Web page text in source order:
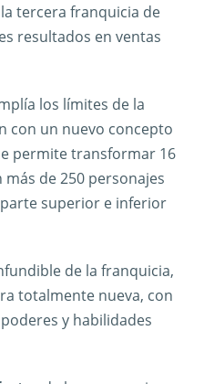
la tercera franquicia de
resultados en ventas
los límites de la
con un nuevo concepto
permite transformar 16
más de 250 personajes
superior e inferior
de la franquicia,
totalmente nueva, con
y habilidades